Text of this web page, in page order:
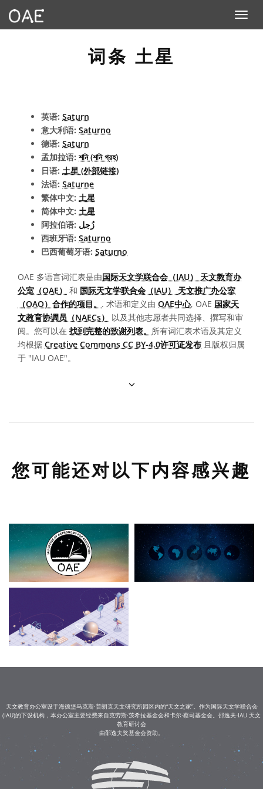
Toggle
词条 土星
英语: Saturn
意大利语: Saturno
德语: Saturn
孟加拉语: শনি (শনি গ্রহ)
日语: 土星 (外部链接)
法语: Saturne
繁体中文: 土星
简体中文: 土星
阿拉伯语: زُحل
西班牙语: Saturno
巴西葡萄牙语: Saturno
OAE 多语言词汇表是由国际天文学联合会（IAU） 天文教育办
公室（OAE）
和 国际天文学联合会（IAU） 天文推广办公室
（OAO）合作的项目。 . 术语和定义由 OAE中心, OAE 国家天
文教育协调员（NAECs）
以及其他志愿者共同选择、撰写和审
阅。您可以在 找到完整的致谢列表。 所有词汇表术语及其定义
均根据 Creative Commons CC BY-4.0许可证发布 且版权归属
于 "IAU OAE"。
您可能还对以下内容感兴趣
天文教育办公室设于海德堡马克斯·普朗克天文研究所园区内的“天文之家”。作为国际天文学联合会
(IAU)的下设机构，本办公室主要经费来自克劳斯·茨希拉基金会和卡尔·蔡司基金会。邵逸夫-IAU 天文
教育研讨会
由邵逸夫奖基金会资助。